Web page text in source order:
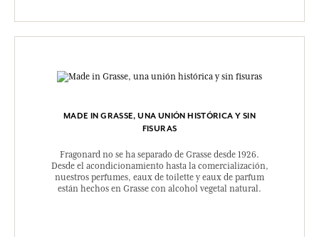
MADE IN GRASSE, UNA UNIÓN HISTÓRICA Y SIN
FISURAS
Fragonard no se ha separado de Grasse desde 1926.
Desde el acondicionamiento hasta la comercialización,
nuestros perfumes, eaux de toilette y eaux de parfum
están hechos en Grasse con alcohol vegetal natural.